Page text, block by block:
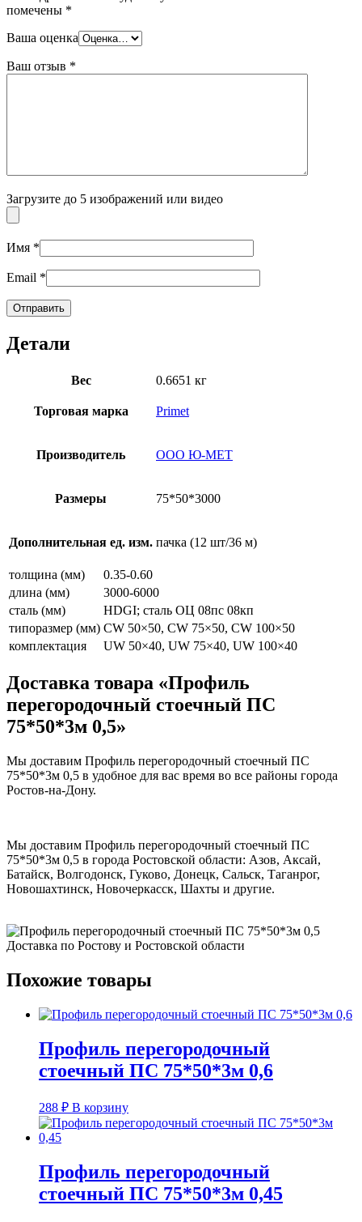
помечены *
Ваша оценка
Ваш отзыв *
Загрузите до 5 изображений или видео
Имя *
Email *
Детали
Вес 0.6651 кг
Торговая марка Primet
Производитель ООО Ю-МЕТ
Размеры 75*50*3000
Дополнительная ед. изм. пачка (12 шт/36 м)
толщина (мм)
0.35-0.60
длина (мм)
3000-6000
сталь (мм)
HDGI; сталь ОЦ 08пс 08кп
типоразмер (мм) CW 50×50, CW 75×50, CW 100×50
комплектация
UW 50×40, UW 75×40, UW 100×40
Доставка товара «Профиль
перегородочный стоечный ПС
75*50*3м 0,5»
Мы доставим Профиль перегородочный стоечный ПС
75*50*3м 0,5 в удобное для вас время во все районы города
Ростов-на-Дону.
Мы доставим Профиль перегородочный стоечный ПС
75*50*3м 0,5 в города Ростовской области: Азов, Аксай,
Батайск, Волгодонск, Гуково, Донецк, Сальск, Таганрог,
Новошахтинск, Новочеркасск, Шахты и другие.
Похожие товары
Профиль перегородочный
стоечный ПС 75*50*3м 0,6
288 ₽ В корзину
Профиль перегородочный
стоечный ПС 75*50*3м 0,45